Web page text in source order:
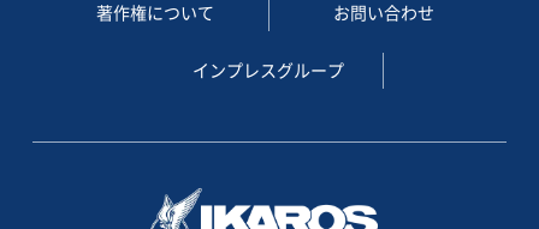
著作権について お問い合わせ
インプレスグループ